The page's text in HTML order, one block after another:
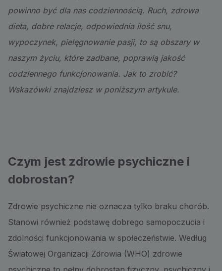
powinno być dla nas codziennością. Ruch, zdrowa
dieta, dobre relacje, odpowiednia ilość snu,
wypoczynek, pielęgnowanie pasji, to są obszary w
naszym życiu, które zadbane, poprawią jakość
codziennego funkcjonowania. Jak to zrobić?
Wskazówki znajdziesz w poniższym artykule.
Czym jest zdrowie psychiczne i
dobrostan?
Zdrowie psychiczne nie oznacza tylko braku chorób.
Stanowi również podstawę dobrego samopoczucia i
zdolności funkcjonowania w społeczeństwie. Według
Światowej Organizacji Zdrowia (WHO) zdrowie